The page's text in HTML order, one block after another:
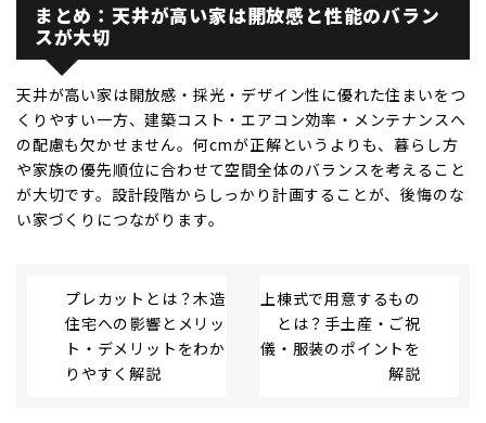
まとめ：天井が高い家は開放感と性能のバラン
スが大切
天井が高い家は開放感・採光・デザイン性に優れた住まいをつ
くりやすい一方、建築コスト・エアコン効率・メンテナンスへ
の配慮も欠かせません。何cmが正解というよりも、暮らし方
や家族の優先順位に合わせて空間全体のバランスを考えること
が大切です。設計段階からしっかり計画することが、後悔のな
い家づくりにつながります。
プレカットとは？木造
住宅への影響とメリッ
ト・デメリットをわか
りやすく解説
上棟式で用意するもの
とは？手土産・ご祝
儀・服装のポイントを
解説